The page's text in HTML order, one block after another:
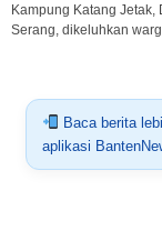
Kampung Katang Jetak,
Serang, dikeluhkan
Baca berita
aplikasi